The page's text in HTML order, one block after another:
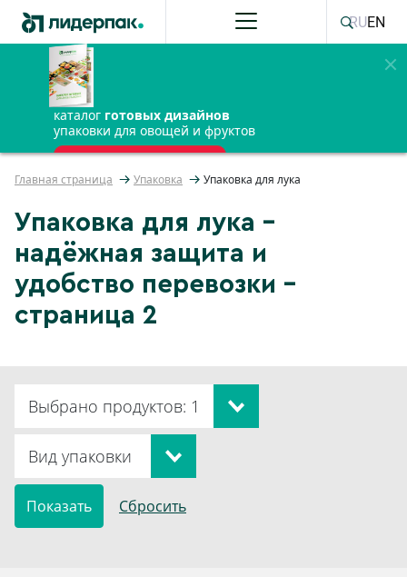
каталог готовых дизайнов
упаковки для овощей и фруктов
ПОЛУЧИТЬ БЕСПЛАТНО
RUEN
Главная страница Упаковка Упаковка для лука
Упаковка для лука –
надёжная защита и
удобство перевозки –
страница 2
Выбрано продуктов: 1
Вид упаковки